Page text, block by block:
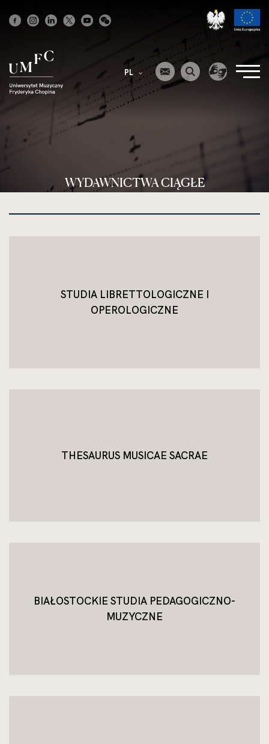
PL
WYDAWNICTWA CIĄGŁE
STUDIA LIBRETTOLOGICZNE I
OPEROLOGICZNE
THESAURUS MUSICAE SACRAE
BIAŁOSTOCKIE STUDIA PEDAGOGICZNO-
MUZYCZNE